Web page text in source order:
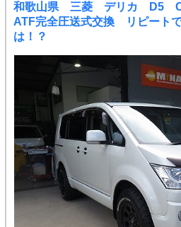
和歌山県 三菱 デリカ D5
ATF完全圧送式交換 リピート
は！？